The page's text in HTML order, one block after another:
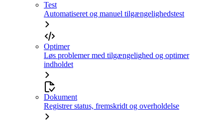
Test
Automatiseret og manuel tilgængelighedstest
Optimer
Løs problemer med tilgængelighed og optimer
indholdet
Dokument
Registrer status, fremskridt og overholdelse